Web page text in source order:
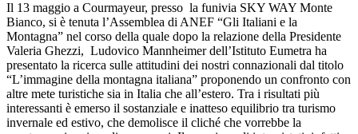
Il 13 maggio a Courmayeur, presso la funivia SKY WAY Monte
Bianco, si è tenuta l’Assemblea di ANEF “Gli Italiani e la
Montagna” nel corso della quale dopo la relazione della Presidente
Valeria Ghezzi, Ludovico Mannheimer dell’Istituto Eumetra ha
presentato la ricerca sulle attitudini dei nostri connazionali dal titolo
“L’immagine della montagna italiana” proponendo un confronto con
altre mete turistiche sia in Italia che all’estero. Tra i risultati più
interessanti è emerso il sostanziale e inatteso equilibrio tra turismo
invernale ed estivo, che demolisce il cliché che vorrebbe la